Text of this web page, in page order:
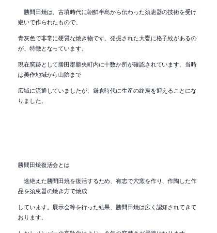
勝間田焼は、古墳時代に朝鮮半島から伝わった須恵器の技術を受け
継いで作られたもので、
青灰色で非常に硬質な焼き物です。発掘された大甕に格子紋があるの
が、特徴となっています。
現在窯跡として勝田郡勝央町内に十数か所が確認されています。当時
は美作地域から山陰まで
広域に流通していましたが、鎌倉時代に生産の終焉を迎えることにな
りました。
勝間田焼復活会とは
途絶えた勝間田焼を復活するため、有志で穴窯を作り、作陶した作
品を須恵器の焼き方で焼成
しています。展示会等を行った結果、勝間田焼は広く認知されてきて
おります。